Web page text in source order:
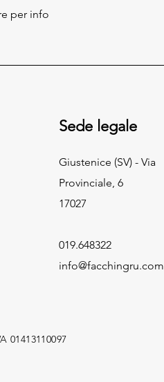
per info
Sede legale
Giustenice (SV) - Via
Provinciale, 6
17027
019.648322
info@facchingru.com
01413110097